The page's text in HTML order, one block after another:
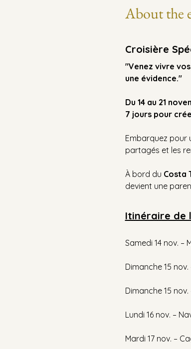
About the
Croisière
"Venez vivre
une évidence."
Du 14 au 21
7 jours pour
Embarquez pour
partagés et les
À bord du Costa
devient une
Itinéraire de
Samedi 14 nov. –
Dimanche 15
Dimanche 15
Lundi 16 nov. –
Mardi 17 nov. –